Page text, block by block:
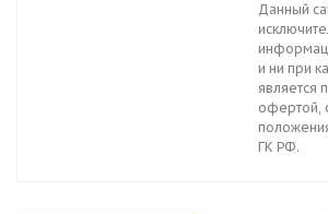
Данный
и ни при
является
офертой,
ГК РФ.